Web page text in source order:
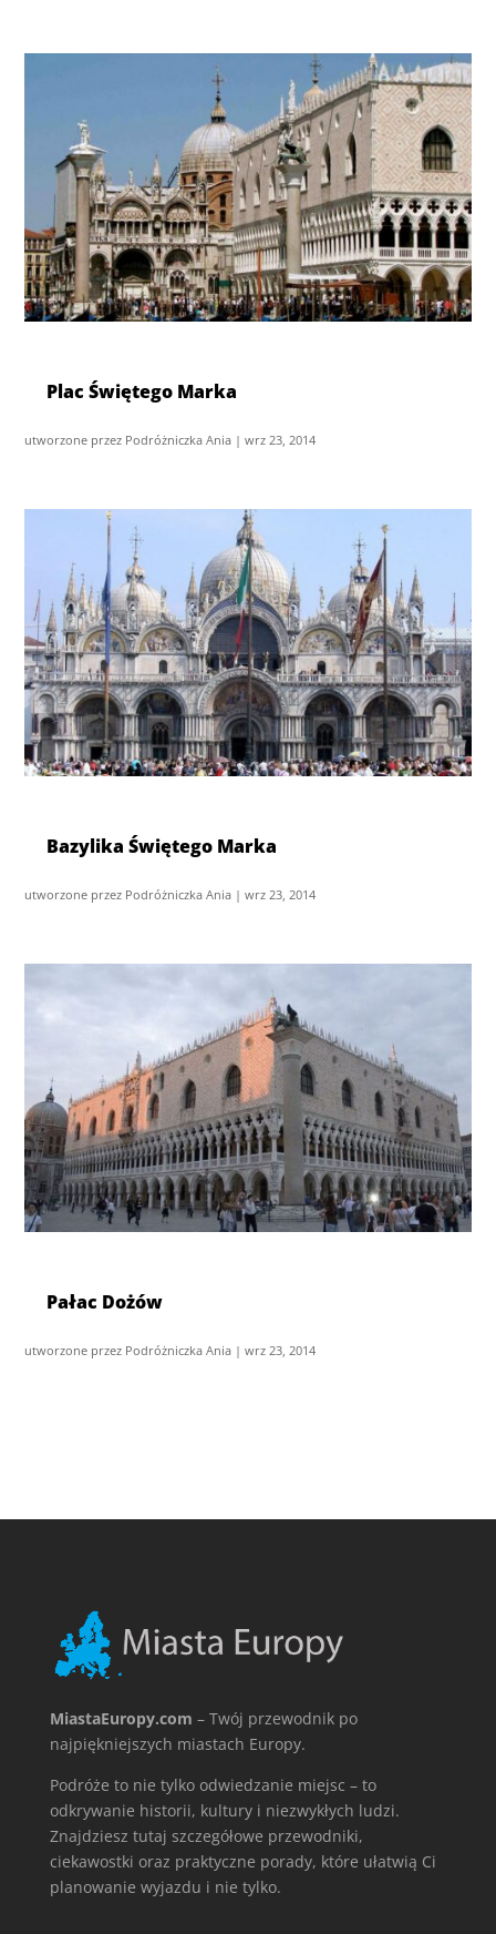
Plac Świętego Marka
utworzone przez Podróżniczka Ania |wrz 23, 2014
Bazylika Świętego Marka
utworzone przez Podróżniczka Ania |wrz 23, 2014
Pałac Dożów
utworzone przez Podróżniczka Ania |wrz 23, 2014
MiastaEuropy.com – Twój przewodnik po
najpiękniejszych miastach Europy.
Podróże to nie tylko odwiedzanie miejsc – to
odkrywanie historii, kultury i niezwykłych ludzi.
Znajdziesz tutaj szczegółowe przewodniki,
ciekawostki oraz praktyczne porady, które ułatwią Ci
planowanie wyjazdu i nie tylko.